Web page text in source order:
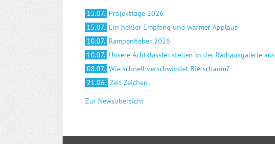
15.07. Projekttage 2026
15.07. Ein heißer Empfang und warmer Applaus
10.07. Rampenfieber 2026
10.07. Unsere Achtklässler stellen in der Rathausgalerie aus
08.07. Wie schnell verschwindet Bierschaum?
21.06. Zeit Zeichen
Zur Newsübersicht